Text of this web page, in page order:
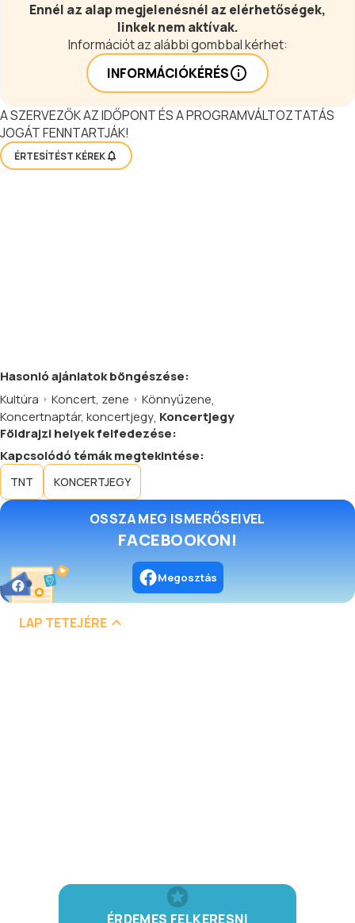
Ennél az alap megjelenésnél az elérhetőségek,
linkek nem aktívak.
Információt az alábbi gombbal kérhet:
INFORMÁCIÓKÉRÉS
A SZERVEZŐK AZ IDŐPONT ÉS A PROGRAMVÁLTOZTATÁS
JOGÁT FENNTARTJÁK!
ÉRTESÍTÉST KÉREK
Hasonlóajánlatokböngészése:
Kultúra
Koncert, zene Könnyűzene,
Koncertnaptár, koncertjegy, Koncertjegy
Földrajzi helyek felfedezése:
Kapcsolódó témák megtekintése:
TNT KONCERTJEGY
OSSZA MEG ISMERŐSEIVEL
FACEBOOKON!
Megosztás
LAP TETEJÉRE
ÉRDEMES FELKERESNI